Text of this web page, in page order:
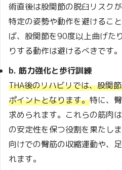
術直後は股関節の脱臼リスク
特定の姿勢や動作を避けるこ
ば、股関節を90度以上曲げた
りする動作は避けるべきです。
b. 筋力強化と歩行訓練
THA後のリハビリでは、股関
ポイントとなります。特に、
求められます。これらの筋肉
の安定性を保つ役割を果たし
向けでの臀筋の収縮運動や、
れます。